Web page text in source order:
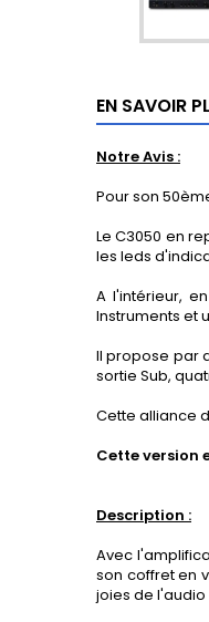
EN SAVOIR
Notre Avis :
Pour son
Le C3050 en
les leds
A l'intérieur,
Instruments et
Il propose par
sortie Sub,
Cette alliance
Cette version
Description :
Avec
son coffret en
joies de